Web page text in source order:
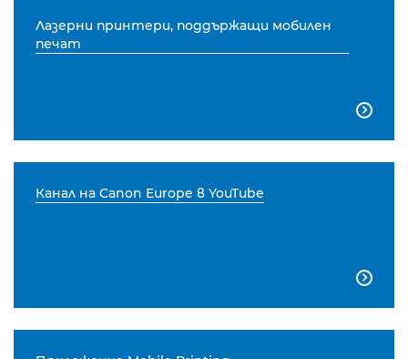
Лазерни принтери, поддържащи мобилен
печат

Канал на Canon Europe в YouTube
